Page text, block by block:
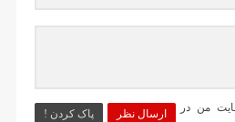
ارسال نظر پاک کردن !
من در